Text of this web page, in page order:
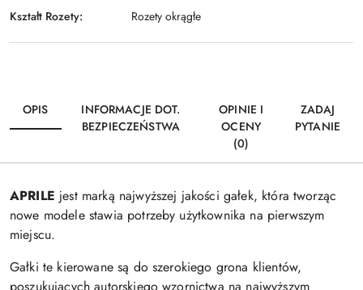
Kształt Rozety:
Rozety okrągłe
OPIS
INFORMACJE DOT.
BEZPIECZEŃSTWA
OPINIE I
OCENY
(0)
ZADAJ
PYTANIE
APRILE jest marką najwyższej jakości gałek, która tworząc
nowe modele stawia potrzeby użytkownika na pierwszym
miejscu.
Gałki te kierowane są do szerokiego grona klientów,